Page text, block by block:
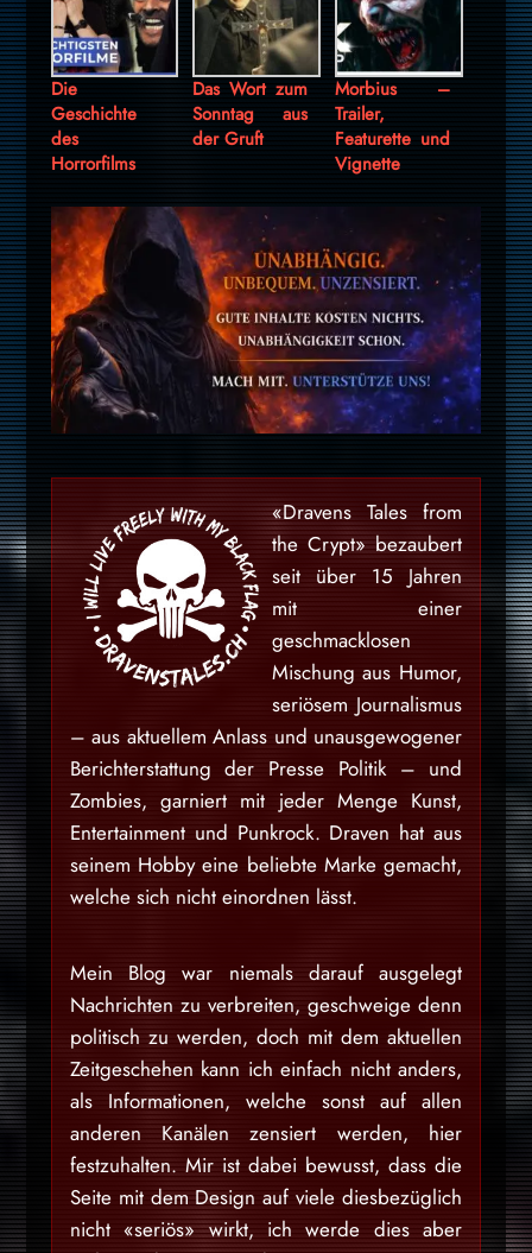
Die
Geschichte
des
Horrorfilms
Das Wort zum
Sonntag aus
der Gruft
Morbius –
Trailer,
Featurette und
Vignette
«Dravens Tales from
the Crypt» bezaubert
seit über 15 Jahren
mit einer
geschmacklosen
Mischung aus Humor,
seriösem Journalismus
– aus aktuellem Anlass und unausgewogener
Berichterstattung der Presse Politik – und
Zombies, garniert mit jeder Menge Kunst,
Entertainment und Punkrock. Draven hat aus
seinem Hobby eine beliebte Marke gemacht,
welche sich nicht einordnen lässt.
Mein Blog war niemals darauf ausgelegt
Nachrichten zu verbreiten, geschweige denn
politisch zu werden, doch mit dem aktuellen
Zeitgeschehen kann ich einfach nicht anders,
als Informationen, welche sonst auf allen
anderen Kanälen zensiert werden, hier
festzuhalten. Mir ist dabei bewusst, dass die
Seite mit dem Design auf viele diesbezüglich
nicht «seriös» wirkt, ich werde dies aber